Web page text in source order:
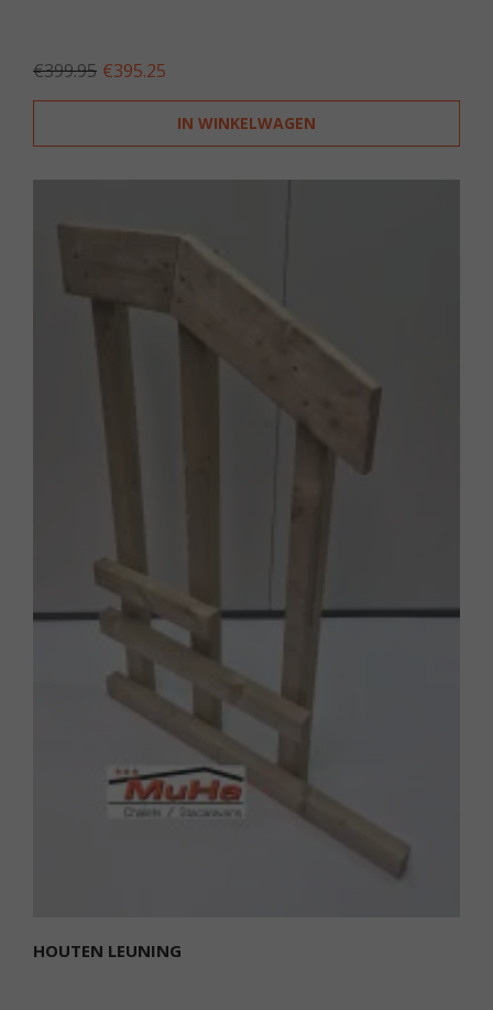
€399.95 OORSPRONKELIJKE
PRIJS
€399.95.
€395.25
PRIJS
IS:
€395.25.
IN WINKELWAGEN
HOUTEN LEUNING